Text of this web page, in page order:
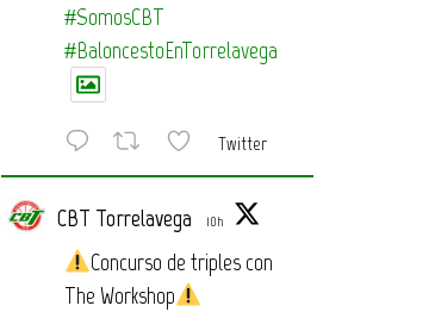
#SomosCBT
#BaloncestoEnTorrelavega
Twitter
CBT Torrelavega 10h
Concurso de triples con
The Workshop